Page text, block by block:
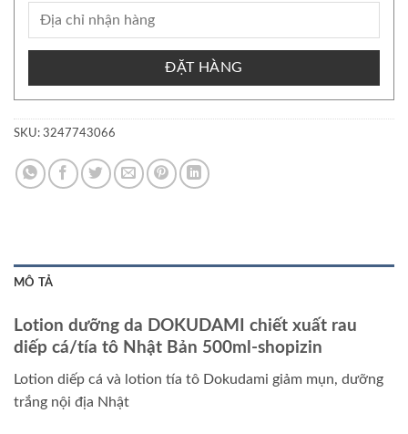
ĐẶT HÀNG
SKU: 3247743066
MÔ TẢ
Lotion dưỡng da DOKUDAMI chiết xuất rau
diếp cá/tía tô Nhật Bản 500ml-shopizin
Lotion diếp cá và lotion tía tô Dokudami giảm mụn, dưỡng
trắng nội địa Nhật